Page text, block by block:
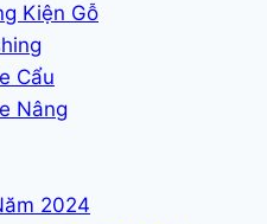
Kiện Gỗ
Cẩu
Nâng
2024